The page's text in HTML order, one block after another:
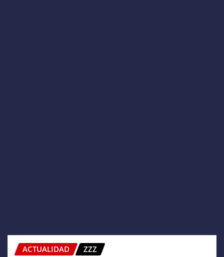
ACTUALIDAD ZZZ